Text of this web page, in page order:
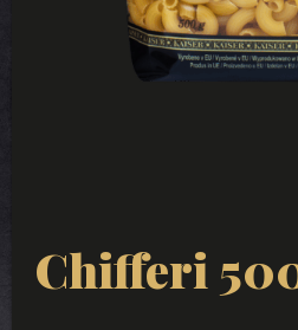
Chifferi